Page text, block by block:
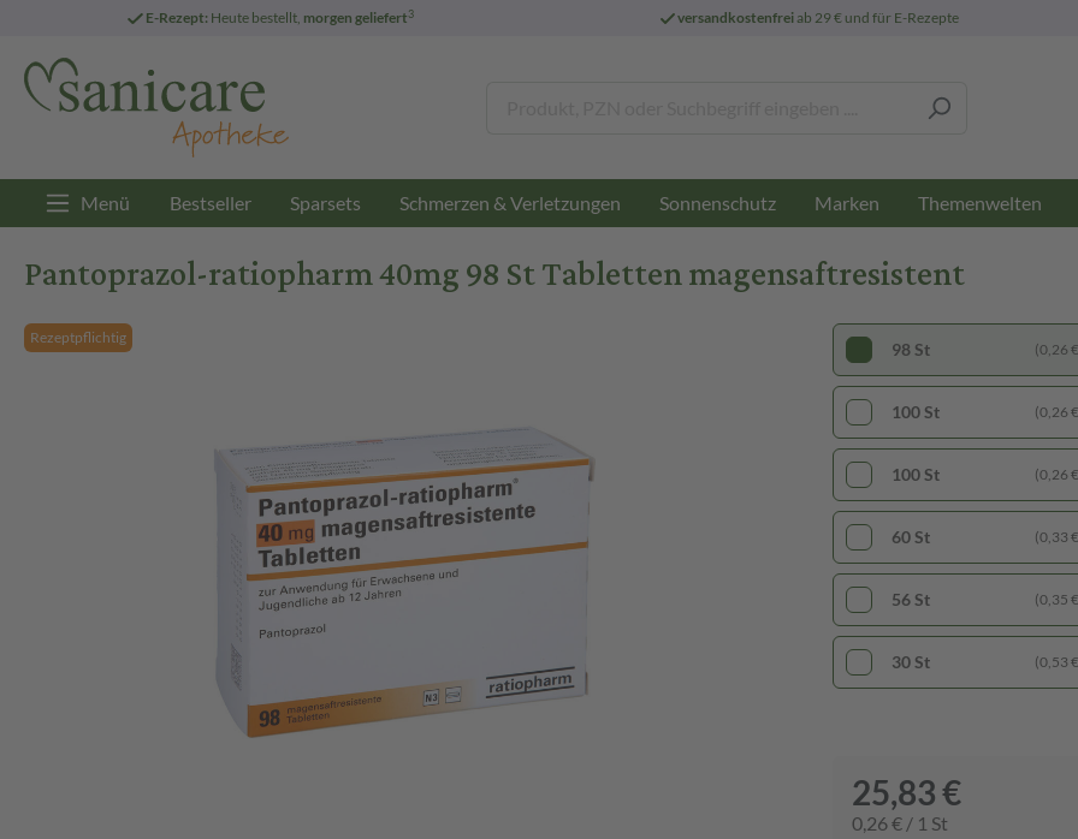
E-Rezept: Heute bestellt, morgen geliefert3 versandkostenfreiab 29 € und für E-Rezepte
Menü Bestseller Sparsets Schmerzen & Verletzungen Sonnenschutz Marken Themenwelten
Pantoprazol-ratiopharm 40mg 98 St Tabletten magensaftresistent
Rezeptpflichtig
100 St (0,26
100 St (0,26
98 St (0,26
60 St (0,33
56 St (0,35
30 St (0,53
25,83 €
0,26 € / 1 St